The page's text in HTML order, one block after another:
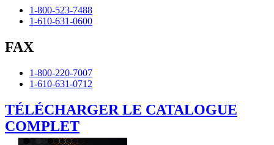
1-800-523-7488
1-610-631-0600
FAX
1-800-220-7007
1-610-631-0712
TÉLÉCHARGER LE CATALOGUE
COMPLET